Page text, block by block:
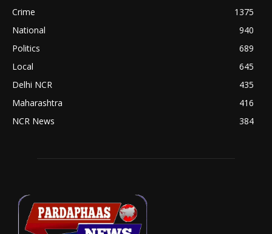
Crime
1375
National
940
Politics
689
Local
645
Delhi NCR
435
Maharashtra
416
NCR News
384